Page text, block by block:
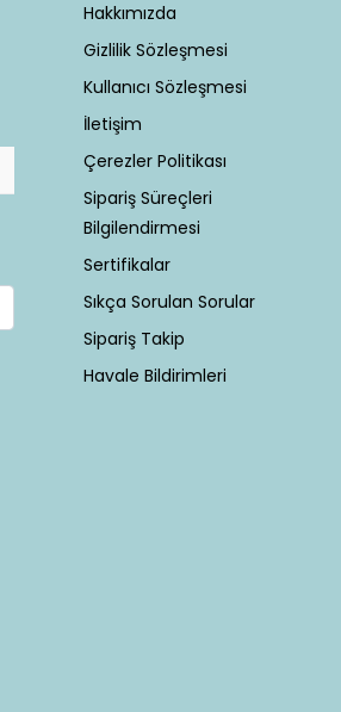
Hakkımızda
Gizlilik Sözleşmesi
Kullanıcı Sözleşmesi
İletişim
Çerezler Politikası
Sipariş Süreçleri
Bilgilendirmesi
Sertifikalar
Sıkça Sorulan Sorular
Sipariş Takip
Havale Bildirimleri